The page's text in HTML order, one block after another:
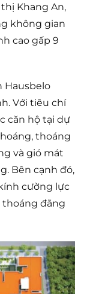
Khang An,
không gian
cao gấp 9
Hausbelo
Với tiêu chí
căn hộ tại dự
thoáng
và gió mát
Bên cạnh đó,
cường lực
thoáng đãng